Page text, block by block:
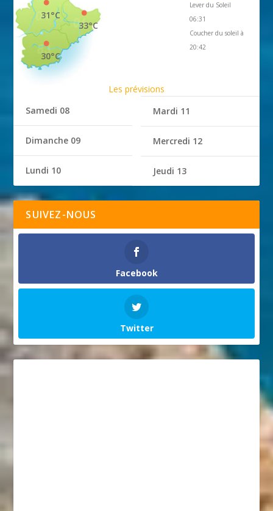
33°C
31°C
30°C
Lever du Soleil
06:31
Coucher du soleil à
20:42
Les prévisions
Samedi 08
Dimanche 09
Lundi 10
Mardi 11
Mercredi 12
Jeudi 13
SUIVEZ-NOUS
Facebook
Twitter